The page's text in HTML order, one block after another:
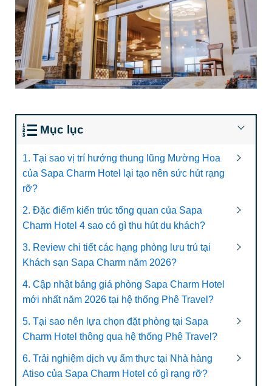
Mục lục
1. Tại sao vị trí hướng thung lũng Mường Hoa
của Sapa Charm Hotel lại tạo nên sức hút rạng
rỡ?
2. Đặc điểm kiến trúc tổng quan của Sapa
Charm Hotel 4 sao có gì thu hút du khách?
3. Review chi tiết các hạng phòng lưu trú tại
Khách sạn Sapa Charm năm 2026?
4. Cập nhật bảng giá phòng Sapa Charm Hotel
mới nhất năm 2026 tại hệ thống Phê Travel?
5. Tại sao nên lựa chọn đặt phòng tại Sapa
Charm Hotel thông qua hệ thống Phê Travel?
6. Trải nghiệm dịch vụ ẩm thực tại Nhà hàng
Atiso của Sapa Charm Hotel có gì rạng rỡ?